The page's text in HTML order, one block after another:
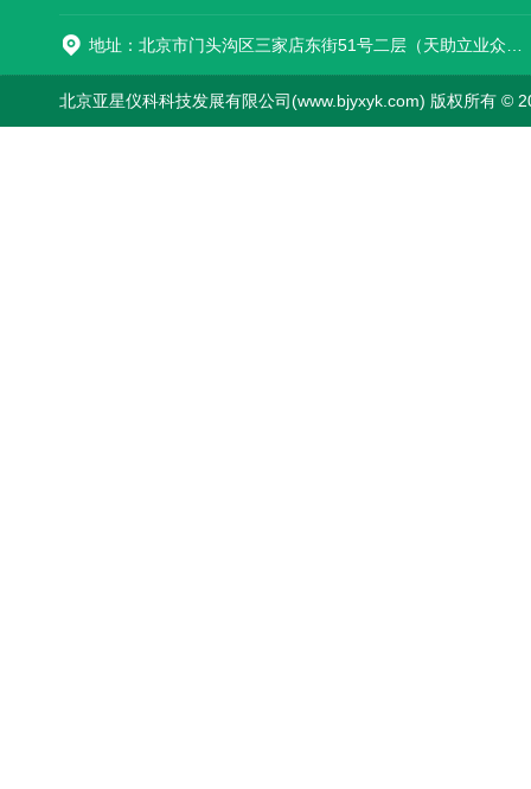
北京亚星仪科科技发展有限公司(www.bjyxyk.com) 版权所有 ©